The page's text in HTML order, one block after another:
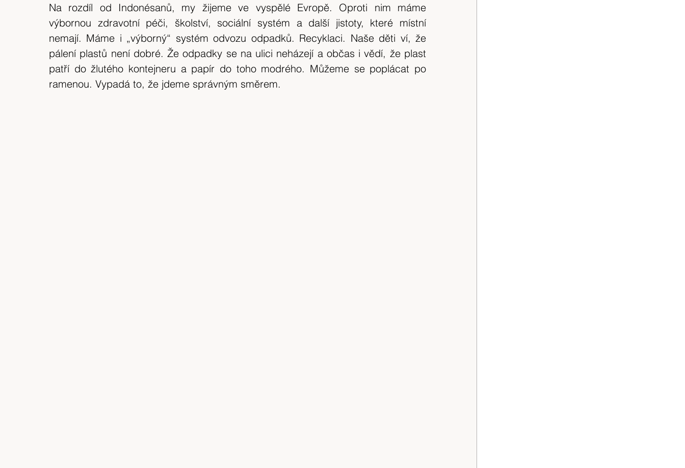
Na rozdíl od Indonésanů, my žijeme ve vyspělé Evropě. Oproti nim máme
výbornou zdravotní péči, školství, sociální systém a další jistoty, které místní
nemají. Máme i „výborný“ systém odvozu odpadků. Recyklaci. Naše děti ví, že
pálení plastů není dobré. Že odpadky se na ulici neházejí a občas i vědí, že plast
patří do žlutého kontejneru a papír do toho modrého. Můžeme se poplácat po
ramenou. Vypadá to, že jdeme správným směrem.